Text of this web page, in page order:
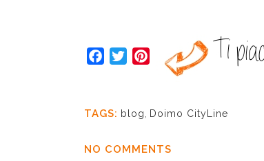
Facebook
TwitterPinterest
TAGS: blog Doimo CityLine
NO COMMENTS